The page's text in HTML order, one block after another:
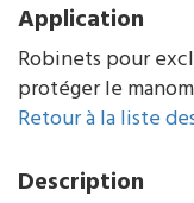
Application
Robinets pour
protéger le
Retour à la liste
Description